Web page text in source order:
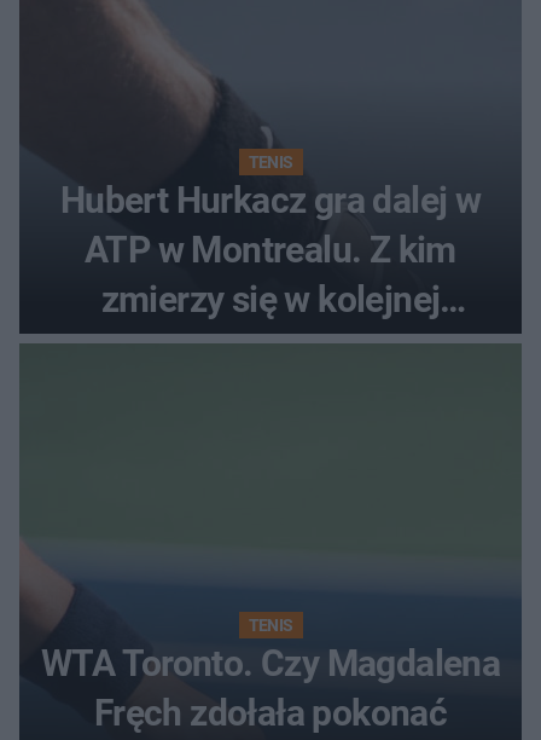
TENIS
Hubert Hurkacz gra dalej w
ATP w Montrealu. Z kim
zmierzy się w kolejnej
rundzie?
TENIS
WTA Toronto. Czy Magdalena
Fręch zdołała pokonać